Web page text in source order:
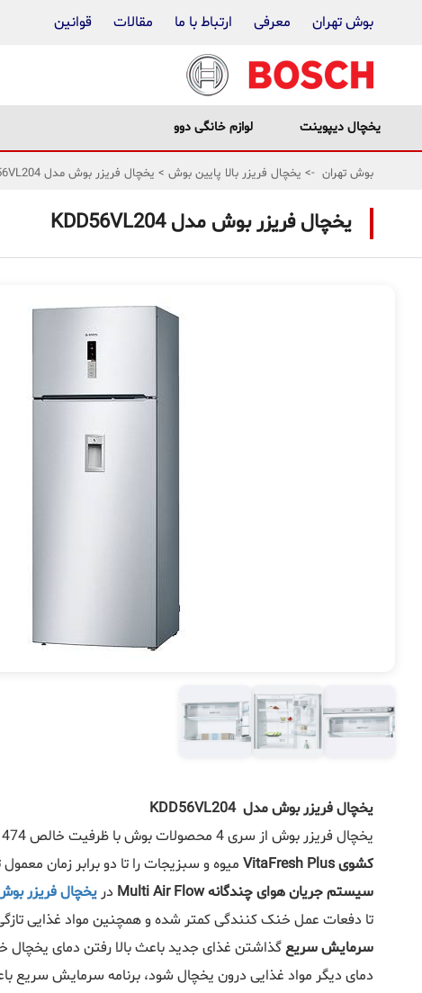
بوش تهران معرفی ارتباط با ما مقالات قوانین
یخچال دیپوینت لوازم خانگی دوو
بوش تهران -> یخچال فریزر بالا پایین بوش > یخچال فریزر بوش مدل KDD56VL204
یخچال فریزر بوش مدل KDD56VL204
یخچال فریزر بوش مدل KDD56VL204
یخچال فریزر بوش از سری 4 محصولات بوش با ظرفیت خالص 474 لیتر با سطح صدا 43 دسیبل با درب های استیل با سیستم های خنک کننده VitaFresh Plus، MultiAirflow مصرف انرژی +A
کشوی VitaFresh Plus
میوه و سبزیجات را تا دو برابر زمان
سیستم جریان هوای چندگانه Multi Air Flow
در یخچال فریزر
تا دفعات عمل خنک کنندگی کمتر شده و همچنین مواد غذایی
سرمایش سریعگذاشتن غذای جدید باعث بالا رفتن دمای یخچال
دمای دیگر مواد غذایی درون یخچال شود، برنامه سرمایش